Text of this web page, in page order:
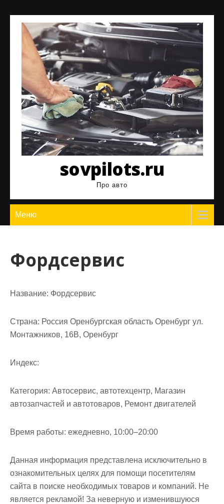
содержимому
sovpilots.ru
Про авто
Меню
Фордсервис
Название: Фордсервис
Страна: Россия Оренбургская область Оренбург ул.
Монтажников, 16В, Оренбург
Индекс:
Категория: Автосервис, автотехцентр, Магазин
автозапчастей и автотоваров, Ремонт двигателей
Время работы: ежедневно, 10:00–20:00
Данная информация представлена исключительно в
ознакомительных целях для помощи посетителям
сайта в поиске необходимых товаров и компаний. Не
является рекламой! За неверную и изменившуюся